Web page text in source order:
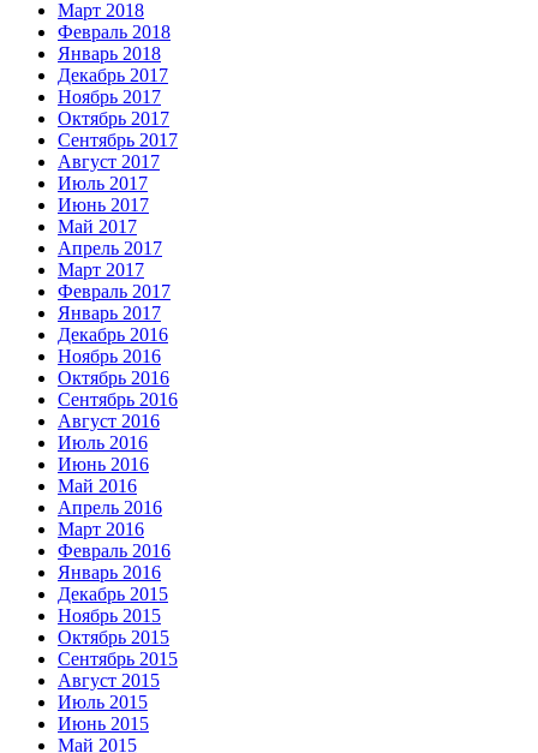
Март 2018
Февраль 2018
Январь 2018
Декабрь 2017
Ноябрь 2017
Октябрь 2017
Сентябрь 2017
Август 2017
Июль 2017
Июнь 2017
Май 2017
Апрель 2017
Март 2017
Февраль 2017
Январь 2017
Декабрь 2016
Ноябрь 2016
Октябрь 2016
Сентябрь 2016
Август 2016
Июль 2016
Июнь 2016
Май 2016
Апрель 2016
Март 2016
Февраль 2016
Январь 2016
Декабрь 2015
Ноябрь 2015
Октябрь 2015
Сентябрь 2015
Август 2015
Июль 2015
Июнь 2015
Май 2015